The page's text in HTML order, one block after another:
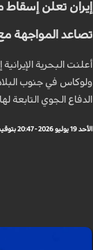
إيران تعلن
تصاعد المواجهة
أعلنت البحرية
ولوكاس في جنوب
الدفاع الجوي التابعة
الأحد 19 يوليو 2026 - 20:47 بتوقيت مكة